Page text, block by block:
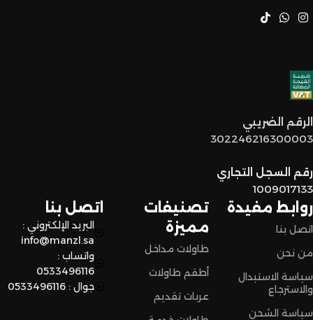
اختيار القطع المناسبة لين توصل لكم لحد البيت.
توصيل سريع وآمن
نضمن وصول منتجاتكم بأفضل حالة وفي أقصر وقت ممكن.
اختاروا الراحة والأناقة من المنزل النادر للاثاث الآن وعيشوا تجربة
تسوق مميزة.
روابط مفيدة
اتصل بنا
من نحن
سياسة الاستبدال
والاسترجاع
سياسة الشحن
تصنيفات
مميزة
طاولات مداخل
أطقم طاولات
عربات تقديم
اتصل بنا
البريد الإلكتروني :
info@manzl.sa
واتساب :
0533496116
جوال : 0533496116
الرقم الضريبي
302246216300003
رقم السجل التجاري
1009017133